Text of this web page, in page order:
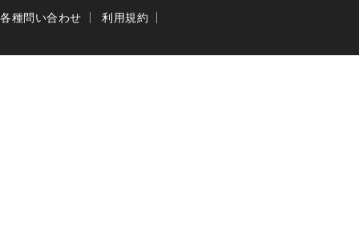
各種問い合わせ
利用規約